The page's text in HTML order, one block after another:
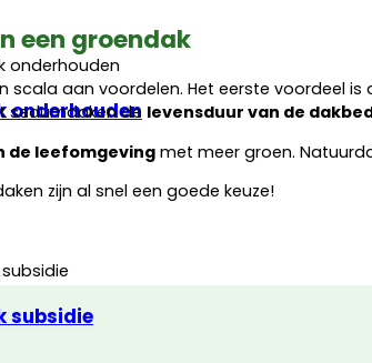
onderhouden
subsidie
een groendak
scala aan voordelen. Het eerste voordeel is
sedumdaken de levensduur van de
de leefomgeving met meer groen.
zijn al snel een goede keuze!